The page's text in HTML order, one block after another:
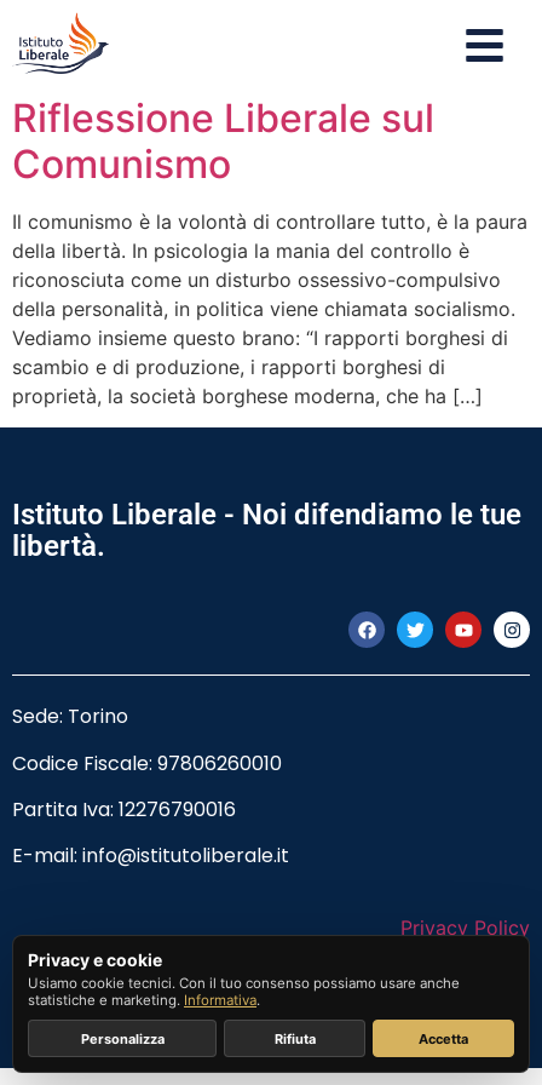
Riflessione Liberale sul
Comunismo
Il comunismo è la volontà di controllare tutto, è la paura
della libertà. In psicologia la mania del controllo è
riconosciuta come un disturbo ossessivo-compulsivo
della personalità, in politica viene chiamata socialismo.
Vediamo insieme questo brano: “I rapporti borghesi di
scambio e di produzione, i rapporti borghesi di
proprietà, la società borghese moderna, che ha […]
Istituto Liberale - Noi difendiamo le tue
libertà.
Sede: Torino
Codice Fiscale: 97806260010
Partita Iva: 12276790016
E-mail: info@istitutoliberale.it
Privacy Policy
Termini e Condizioni
Privacy e cookie
Usiamo cookie tecnici. Con il tuo consenso possiamo usare anche
statistiche e marketing. Informativa.
Personalizza Rifiuta Accetta